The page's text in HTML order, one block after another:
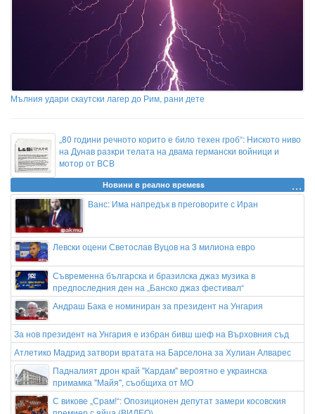
Мълния удари скаутски лагер до Рим, рани дете
„80 години речното корито е било техен гроб“: Ниското ниво
на Дунав разкри телата на двама германски войници и
мотор от ВСВ
Новини в реално времеss
Ванс: Има напредък в преговорите с Иран
Левски оцени Светослав Вуцов на 3 милиона евро
Съвременна българска и бразилска джаз музика в
предпоследния ден на „Банско джаз фестивал“
Андраш Бака е номиниран за президент на Унгария
За нов президент на Унгария е избран бивш шеф на Върховния съд
Атлетико Мадрид затвори вратата на Барселона за Хулиан Алварес
Падналият дрон край ''Кардам'' вероятно е украинска
примамка ''Майя'', съобщиха от МО
С викове „Срам!“: Опозиционен депутат замери косовския